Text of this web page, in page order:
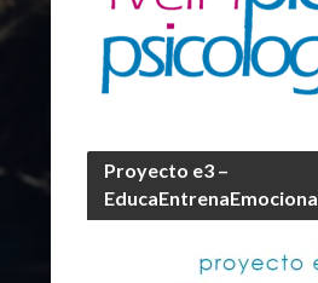
Proyecto e3 –
EducaEntrenaEmociona